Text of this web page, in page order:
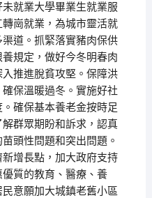
就業大學畢業生就業服
崗就業，為城市靈活就
道。抓緊落實豬肉保供
規定，做好今冬明春肉
推進脫貧攻堅。保障洪
保溫暖過冬。實施好社
確保基本養老金按時足
群眾期盼和訴求，認真
頭性問題和突出問題。
增長點，加大政府支持
質的教育、醫療、養
意願加大城鎮老舊小區